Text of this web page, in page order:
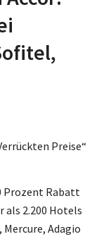
Preise“
Prozent Rabatt
2.200 Hotels
Adagio